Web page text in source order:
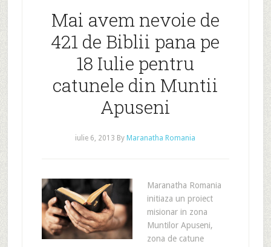
Mai avem nevoie de
421 de Biblii pana pe
18 Iulie pentru
catunele din Muntii
Apuseni
iulie 6, 2013 By Maranatha Romania
Maranatha Romania
initiaza un proiect
misionar in zona
Muntilor Apuseni,
zona de catune